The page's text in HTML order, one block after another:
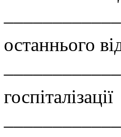
останнього
госпіталізації